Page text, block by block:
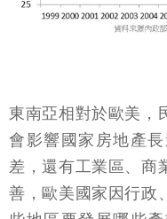
東南亞相對於歐美，
會影響國家房地產
差，還有工業區、商
善，歐美國家因行政